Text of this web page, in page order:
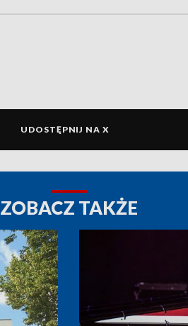
UDOSTĘPNIJ NA X
ZOBACZ TAKŻE